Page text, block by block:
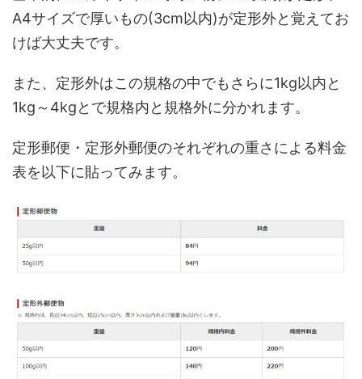
A4サイズで厚いもの(3cm以内)が定形外と覚えてお
けば大丈夫です。
また、定形外はこの規格の中でもさらに1kg以内と
1kg～4kgとで規格内と規格外に分かれます。
定形郵便・定形外郵便のそれぞれの重さによる料金
表を以下に貼ってみます。